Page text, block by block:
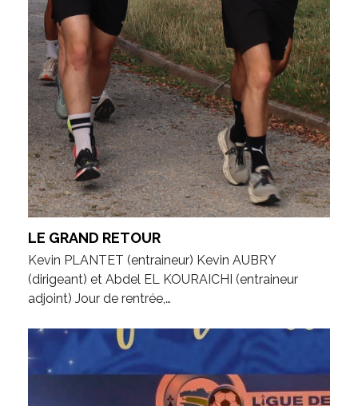
LE GRAND RETOUR
Kevin PLANTET (entraineur) Kevin AUBRY
(dirigeant) et Abdel EL KOURAICHI (entraineur
adjoint) Jour de rentrée,…